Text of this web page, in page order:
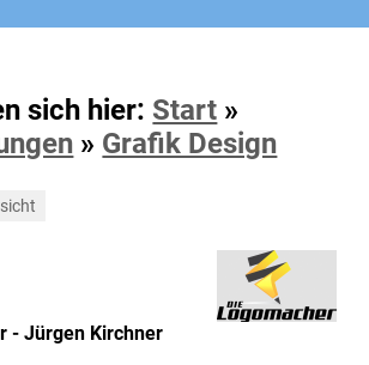
sich hier: Start »
» Grafik Design
- Jürgen Kirchner